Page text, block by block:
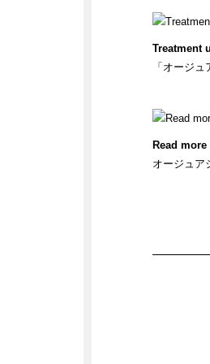
Treatment
「オージ
Read more
オージュア